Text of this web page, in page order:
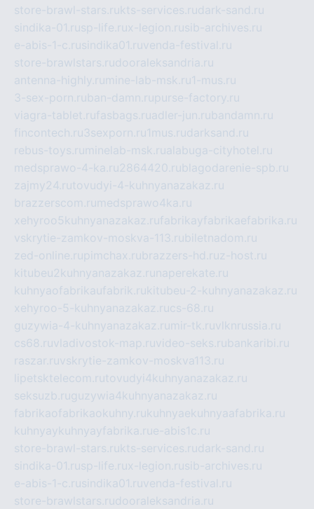
store-brawl-stars.rukts-services.rudark-sand.ru
sindika-01.rusp-life.rux-legion.rusib-archives.ru
e-abis-1-c.rusindika01.ruvenda-festival.ru
store-brawlstars.rudooraleksandria.ru
antenna-highly.ru mine-lab-msk.ru1-mus.ru
3-sex-porn.ruban-damn.rupurse-factory.ru
viagra-tablet.rufasbags.ruadler-jun.rubandamn.ru
fincontech.ru3sexporn.ru1mus.rudarksand.ru
rebus-toys.ru minelab-msk.rualabuga-cityhotel.ru
medsprawo-4-ka.ru2864420.rublagodarenie-spb.ru
zajmy24.rutovudyi-4-kuhnyanazakaz.ru
brazzerscom.ru medsprawo4ka.ru
xehyroo5kuhnyanazakaz.rufabrikayfabrikaefabrika.ru
vskrytie-zamkov-moskva-113.rubiletnadom.ru
zed-online.rupimchax.rubrazzers-hd.ruz-host.ru
kitubeu2kuhnyanazakaz.ru naperekate.ru
kuhnyaofabrikaufabrik.rukitubeu-2-kuhnyanazakaz.ru
xehyroo-5-kuhnyanazakaz.rucs-68.ru
guzywia-4-kuhnyanazakaz.ru mir-tk.ruvlknrussia.ru
cs68.ruvladivostok-map.ruvideo-seks.rubankaribi.ru
raszar.ruvskrytie-zamkov-moskva113.ru
lipetsktelecom.rutovudyi4kuhnyanazakaz.ru
seksuzb.ruguzywia4kuhnyanazakaz.ru
fabrikaofabrikaokuhny.rukuhnyaekuhnyaafabrika.ru
kuhnyaykuhnyayfabrika.rue-abis1c.ru
store-brawl-stars.rukts-services.rudark-sand.ru
sindika-01.rusp-life.rux-legion.rusib-archives.ru
e-abis-1-c.rusindika01.ruvenda-festival.ru
store-brawlstars.rudooraleksandria.ru